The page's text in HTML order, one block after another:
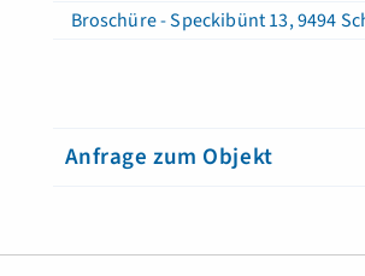
Broschüre - Speckibünt 13, 9494
Anfrage zum Objekt